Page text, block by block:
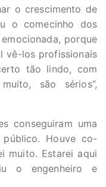
o crescimento de
o comecinho dos
porque
vê-los profissionais
tão lindo, com
são sérios”,
conseguiram uma
Houve co-
muito. Estarei aqui
o engenheiro e